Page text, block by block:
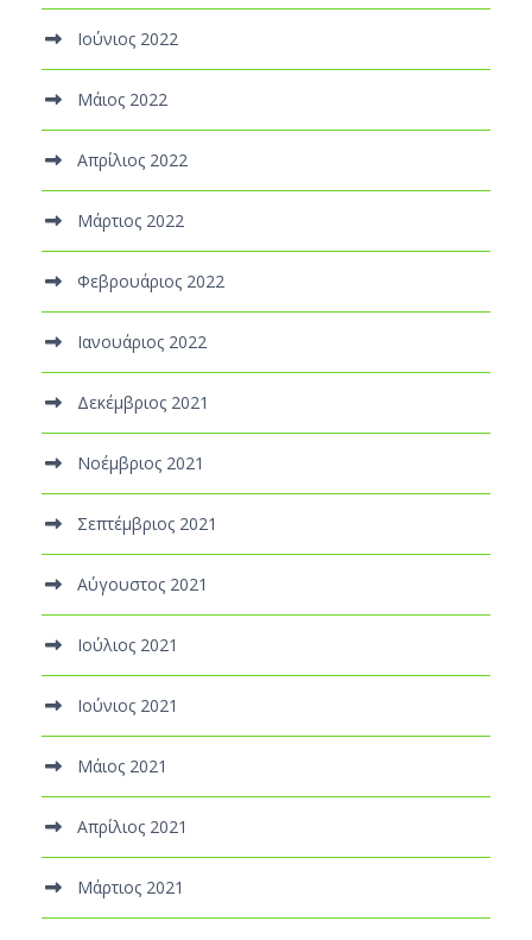
Ιούνιος 2022
Μάιος 2022
Απρίλιος 2022
Μάρτιος 2022
Φεβρουάριος 2022
Ιανουάριος 2022
Δεκέμβριος 2021
Νοέμβριος 2021
Σεπτέμβριος 2021
Αύγουστος 2021
Ιούλιος 2021
Ιούνιος 2021
Μάιος 2021
Απρίλιος 2021
Μάρτιος 2021